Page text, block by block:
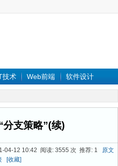
技术 Web前端 软件设计
分支策略”(续)
04-12 10:42 阅读: 3555 次 推荐: 1 原文
[收藏]